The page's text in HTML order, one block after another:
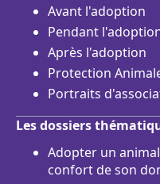
Avant l'adoption
Pendant
Après l'adoption
Protection
Portraits
Les dossiers
Adopter un
confort de son